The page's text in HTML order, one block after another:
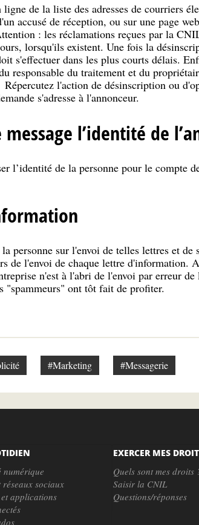
de la liste des adresses de courriers
accusé de réception, ou sur une page
: les réclamations reçues par la
lorsqu'ils existent. Une fois la
s'effectuer dans les plus courts délais.
responsable du traitement et du
l'action de désinscription ou
s'adresse à l'annonceur.
l’identité de
l’identité de la personne pour le compte
personne sur l'envoi de telles lettres et de
de l'envoi de chaque lettre d'information.
n'est à l'abri de l'envoi par erreur de
"spammeurs" ont tôt fait de profiter.
#Marketing #Messagerie
numérique
réseaux sociaux
et applications
EXERCER MES
Quels sont mes droits
Saisir la CNIL
Questions/réponses